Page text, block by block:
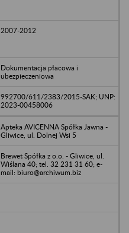
2007-2012
Dokumentacja płacowa i
ubezpieczeniowa
992700/611/2383/2015-SAK; UNP:
2023-00458006
Apteka AVICENNA Spółka Jawna -
Gliwice, ul. Dolnej Wsi 5
Brewet Spółka z o.o. - Gliwice, ul.
Wiślana 40; tel. 32 231 31 60; e-
mail: biuro@archiwum.biz